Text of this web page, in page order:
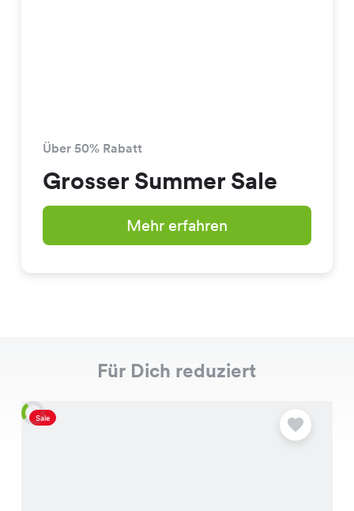
Über 50% Rabatt
Grosser Summer Sale
Mehr erfahren
Für Dich reduziert
Sale